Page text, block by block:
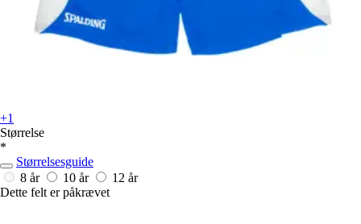
+1
Størrelse
*
Størrelsesguide
8 år
10 år
12 år
Dette felt er påkrævet